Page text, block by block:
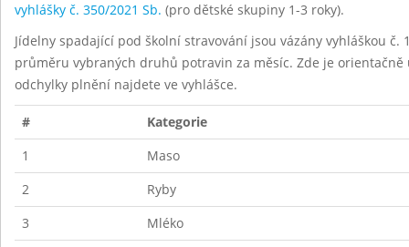
vyhlášky č. 350/2021 Sb. (pro dětské skupiny 1-3 roky).
Jídelny spadající pod školní stravování jsou vázány vyhláškou
průměru vybraných druhů potravin za měsíc. Zde je
odchylky plnění najdete ve vyhlášce.
#
Kategorie
1
Maso
2
Ryby
3
Mléko